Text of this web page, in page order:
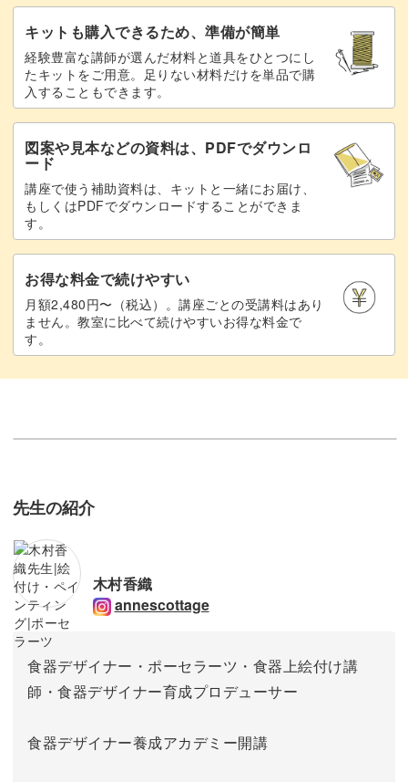
キットも購入できるため、準備が簡単
経験豊富な講師が選んだ材料と道具をひとつにし
たキットをご用意。足りない材料だけを単品で購
入することもできます。
図案や見本などの資料は、PDFでダウンロ
ード
講座で使う補助資料は、キットと一緒にお届け、
もしくはPDFでダウンロードすることができま
す。
お得な料金で続けやすい
月額2,480円〜（税込）。講座ごとの受講料はあり
ません。教室に比べて続けやすいお得な料金で
す。
先生の紹介
木村香織
annescottage
食器デザイナー・ポーセラーツ・食器上絵付け講
師・食器デザイナー育成プロデューサー
食器デザイナー養成アカデミー開講